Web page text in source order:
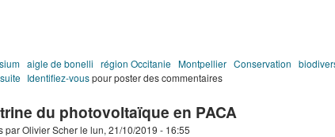
aigle de bonelli région Occitanie Montpellier Conservation
de Symposium 2020
Identifiez-vouspour poster des commentaires
du photovoltaïque en PACA
parOlivier Scherle lun, 21/10/2019 - 16:55